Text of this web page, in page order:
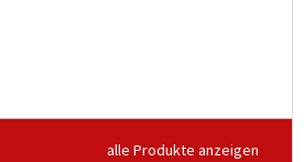
alle Produkte anzeigen